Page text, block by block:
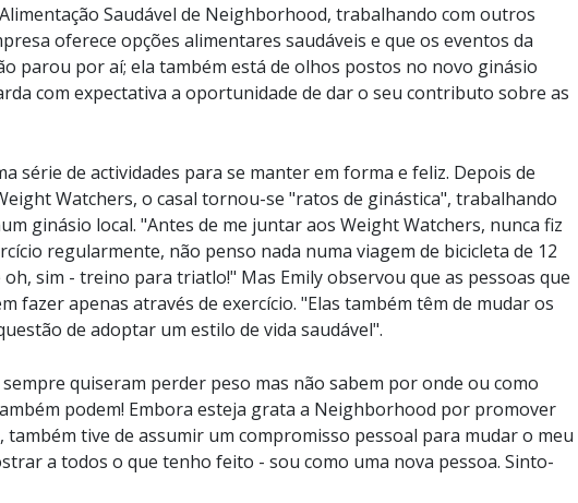
Saudável de Neighborhood, trabalhando com outros
oferece opções alimentares saudáveis e que os eventos da
parou por aí; ela também está de olhos postos no novo ginásio
com expectativa a oportunidade de dar o seu contributo sobre as
série de actividades para se manter em forma e feliz. Depois de
Watchers, o casal tornou-se "ratos de ginástica", trabalhando
ginásio local. "Antes de me juntar aos Weight Watchers, nunca fiz
regularmente, não penso nada numa viagem de bicicleta de 12
sim - treino para triatlo!" Mas Emily observou que as pessoas que
fazer apenas através de exercício. "Elas também têm de mudar os
de adoptar um estilo de vida saudável".
quiseram perder peso mas não sabem por onde ou como
podem! Embora esteja grata a Neighborhood por promover
tive de assumir um compromisso pessoal para mudar o meu
a todos o que tenho feito - sou como uma nova pessoa. Sinto-